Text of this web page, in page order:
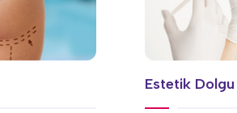
Estetik Dolgu